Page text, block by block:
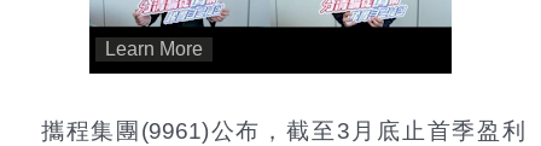
攜程集團(9961)公布，截至3月底止首季盈利